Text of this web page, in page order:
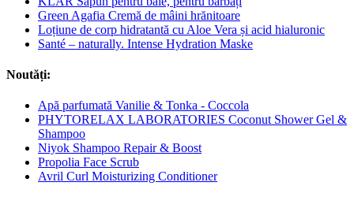
Green Agafia Cremă de mâini hrănitoare
Loțiune de corp hidratantă cu Aloe Vera și acid hialuronic
Santé – naturally. Intense Hydration Maske
Noutăți:
Apă parfumată Vanilie & Tonka - Coccola
PHYTORELAX LABORATORIES Coconut Shower Gel &
Shampoo
Niyok Shampoo Repair & Boost
Propolia Face Scrub
Avril Curl Moisturizing Conditioner